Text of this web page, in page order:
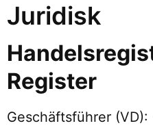
Juridisk
Register
Geschäftsführer